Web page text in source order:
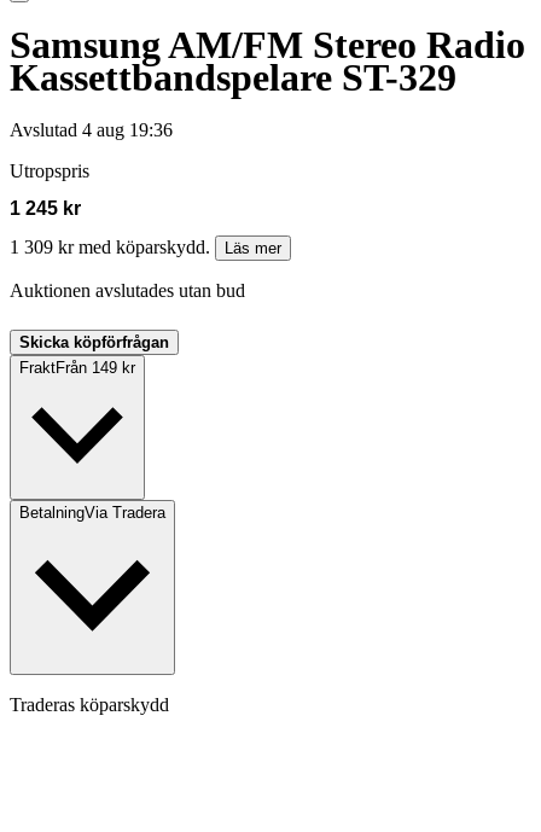
Samsung AM/FM Stereo Radio
Kassettbandspelare ST-329
Avslutad 4 aug 19:36
Utropspris
1 245 kr
1 309 kr med köparskydd.
Läs mer
Auktionen avslutades utan bud
Skicka köpförfrågan
FraktFrån 149 kr
BetalningVia Tradera
Traderas köparskydd